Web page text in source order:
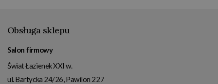
Obsługa sklepu
Salon firmowy
Świat Łazienek XXI w.
ul. Bartycka 24/26, Pawilon 227